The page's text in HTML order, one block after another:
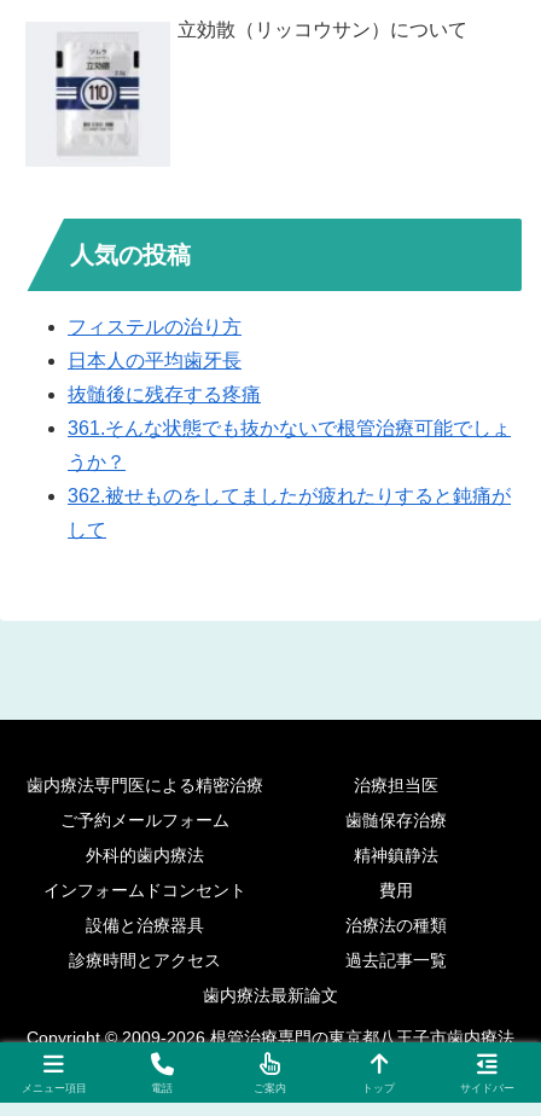
立効散（リッコウサン）について
人気の投稿
フィステルの治り方
日本人の平均歯牙長
抜髄後に残存する疼痛
361.そんな状態でも抜かないで根管治療可能でしょ
うか？
362.被せものをしてましたが疲れたりすると鈍痛が
して
歯内療法専門医による精密治療
治療担当医
ご予約メールフォーム
歯髄保存治療
外科的歯内療法
精神鎮静法
インフォームドコンセント
費用
設備と治療器具
治療法の種類
診療時間とアクセス
過去記事一覧
歯内療法最新論文
Copyright © 2009-2026 根管治療専門の東京都八王子市歯内療法
外来 All Rights Reserved.
メニュー項目 電話 ご案内 トップ サイドバー